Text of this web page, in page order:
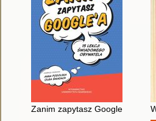
Zanim zapytasz Google'a : 15